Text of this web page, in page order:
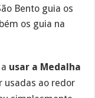
Bento guia os
os guia na
usar a Medalha
usadas ao redor